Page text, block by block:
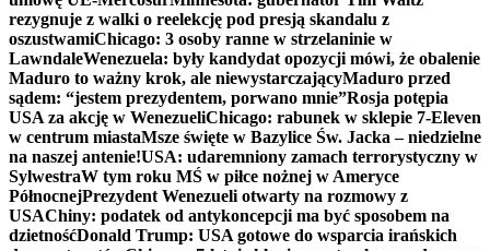
rezygnuje z walki o reelekcję pod presją skandalu z
oszustwamiChicago: 3 osoby ranne w strzelaninie w
LawndaleWenezuela: były kandydat opozycji mówi, że obalenie
Maduro to ważny krok, ale niewystarczającyMaduro przed
sądem: “jestem prezydentem, porwano mnie”Rosja potępia
USA za akcję w WenezueliChicago: rabunek w sklepie 7-Eleven
w centrum miastaMsze święte w Bazylice Św. Jacka – niedzielne
na naszej antenie!USA: udaremniony zamach terrorystyczny w
SylwestraW tym roku MŚ w piłce nożnej w Ameryce
PółnocnejPrezydent Wenezueli otwarty na rozmowy z
USAChiny: podatek od antykoncepcji ma być sposobem na
dzietnośćDonald Trump: USA gotowe do wsparcia irańskich